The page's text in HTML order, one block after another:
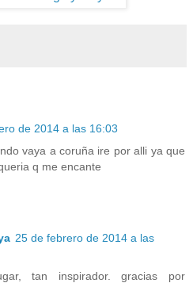
de 2014 a las 16:03
vaya a coruña ire por alli ya que
q me encante
25 de febrero de 2014 a las
tan inspirador. gracias por